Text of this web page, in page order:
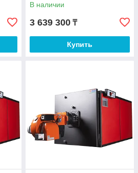
В наличии
3 639 300 ₸
Купить